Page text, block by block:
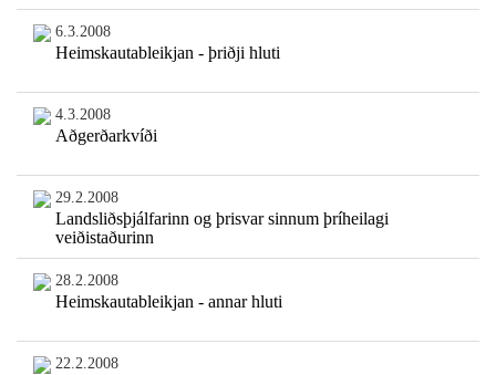
6.3.2008
Heimskautableikjan - þriðji hluti
4.3.2008
Aðgerðarkvíði
29.2.2008
Landsliðsþjálfarinn og þrisvar sinnum þríheilagi
veiðistaðurinn
28.2.2008
Heimskautableikjan - annar hluti
22.2.2008